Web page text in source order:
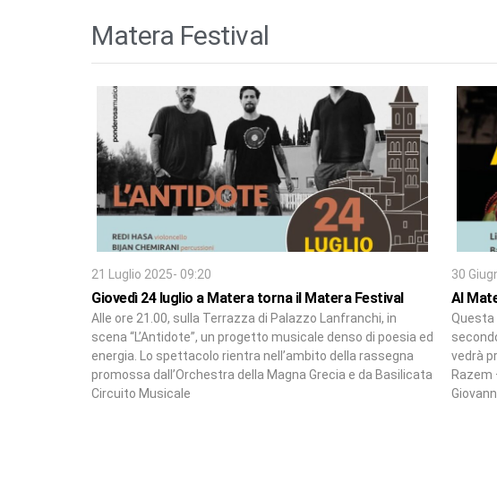
Matera Festival
21 Luglio 2025- 09:20
Giovedì 24 luglio a Matera torna il Matera Festival
Alle ore 21.00, sulla Terrazza di Palazzo Lanfranchi, in
scena “L’Antidote”, un progetto musicale denso di poesia ed
energia. Lo spettacolo rientra nell’ambito della rassegna
promossa dall’Orchestra della Magna Grecia e da Basilicata
Circuito Musicale
30
Al
Questa
vedrà
Razem